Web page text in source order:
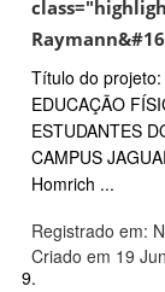
Título do projeto:
EDUCAÇÃO
ESTUDANTES
CAMPUS
Homrich ...
Registrado em:
Criado em 19
9.